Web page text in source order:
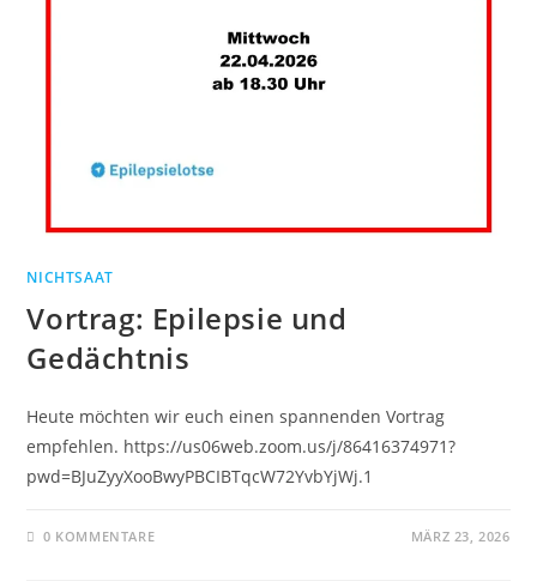
NICHTSAAT
Vortrag: Epilepsie und
Gedächtnis
Heute möchten wir euch einen spannenden Vortrag
empfehlen. https://us06web.zoom.us/j/86416374971?
pwd=BJuZyyXooBwyPBCIBTqcW72YvbYjWj.1
0 KOMMENTARE MÄRZ 23, 2026